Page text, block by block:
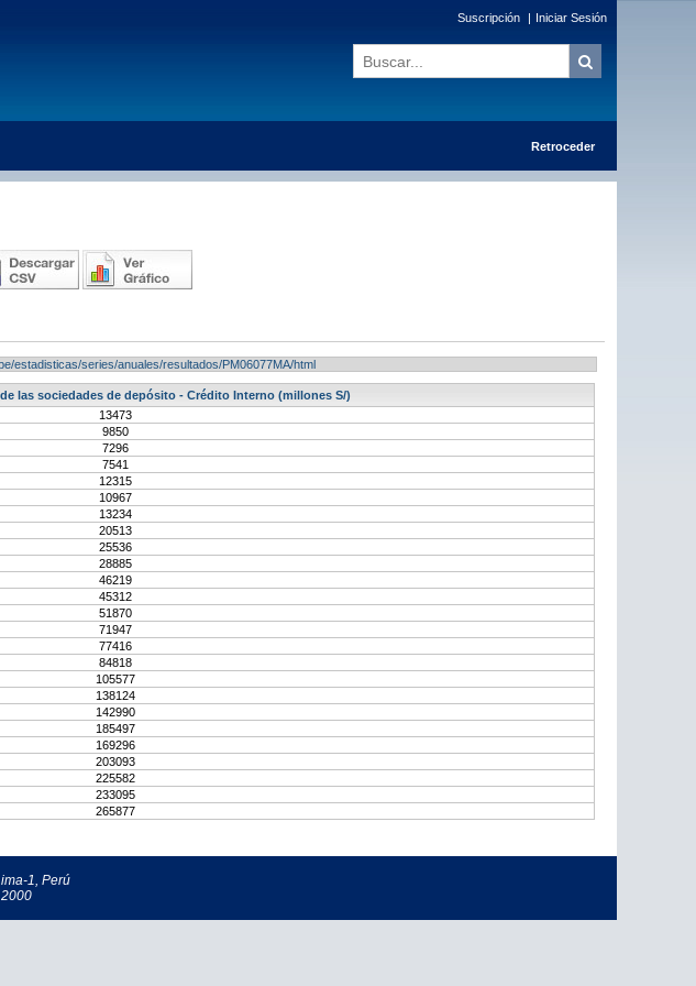
Suscripción | Iniciar Sesión
Retroceder
estadisticas/series/anuales/resultados/PM06077MA/html
las sociedades de depósito - Crédito Interno (millones S/)
13473
9850
7296
7541
12315
10967
13234
20513
25536
28885
46219
45312
51870
71947
77416
84818
105577
138124
142990
185497
169296
203093
225582
233095
265877
1, Perú